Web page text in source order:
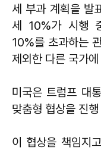
세 부과 계획을 발
세 10%가 시행
10%를 초과하는
제외한 다른 국가
미국은 트럼프 대
맞춤형 협상을 진
이 협상을 책임지